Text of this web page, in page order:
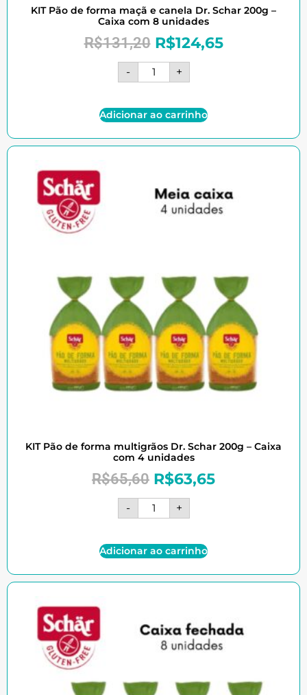
KIT Pão de forma maçã e canela Dr. Schar 200g –
Caixa com 8 unidades
R$131,20 R$124,65
- +
Adicionar ao carrinho
KIT Pão de forma multigrãos Dr. Schar 200g – Caixa
com 4 unidades
R$65,60 R$63,65
- +
Adicionar ao carrinho